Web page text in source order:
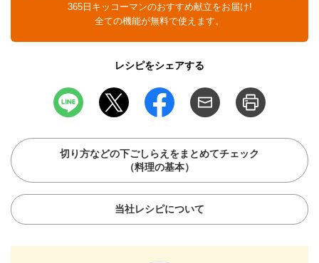
365日キッコーマンのおすすめ献立をお届け!
全ての機能が無料で使えます。
レシピをシェアする
切り方などの下ごしらえをまとめてチェック
（料理の基本）
当社レシピについて